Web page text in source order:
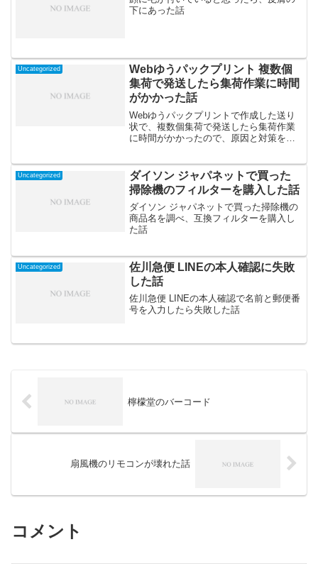
下にあった話
Uncategorized
Webゆうパックプリント 複数個
集荷で発送したら集荷作業に時間
がかかった話
Webゆうパックプリントで作成した送り
状で、複数個集荷で発送したら集荷作業
に時間がかかったので、原因と対策を考
Uncategorized
ダイソン ジャパネットで買った
掃除機のフィルターを購入した話
ダイソン ジャパネットで買った掃除機の
商品名を調べ、互換フィルターを購入し
た話
Uncategorized
佐川急便 LINEの本人確認に失敗
した話
佐川急便 LINEの本人確認で名前と郵便番
号を入力したら失敗した話
檸檬堂のバーコード
扇風機のリモコンが壊れた話
コメント